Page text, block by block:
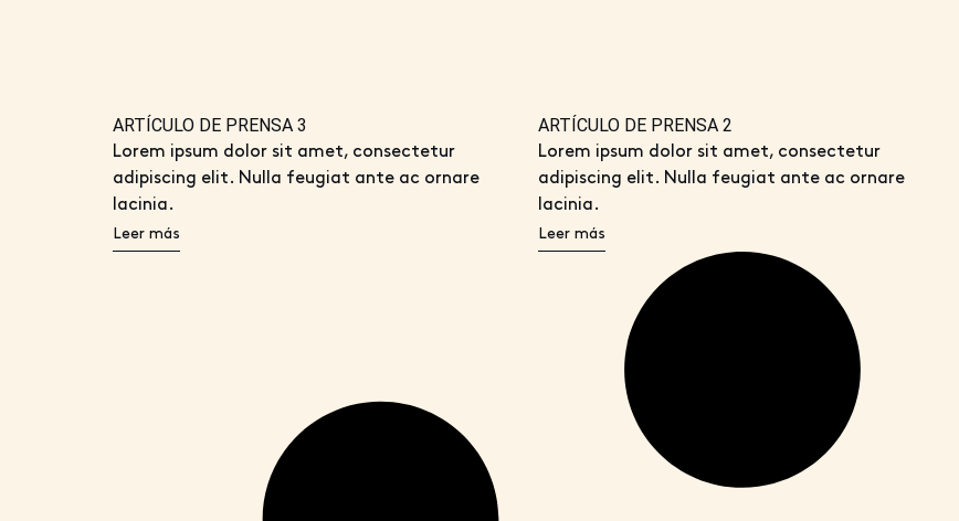
ARTÍCULO DE PRENSA 3
Lorem ipsum dolor sit amet, consectetur
adipiscing elit. Nulla feugiat ante ac ornare
lacinia.
Leer más
ARTÍCULO DE PRENSA 2
Lorem ipsum dolor sit amet, consectetur
adipiscing elit. Nulla feugiat ante ac ornare
lacinia.
Leer más